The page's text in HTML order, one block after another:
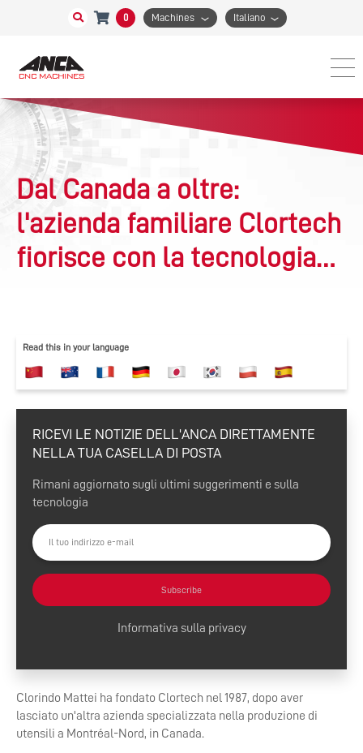
0 Machines Italiano
Dal Canada a oltre:
l'azienda familiare Clortech
fiorisce con la tecnologia
Read this in your language
RICEVI LE NOTIZIE DELL'ANCA DIRETTAMENTE
NELLA TUA CASELLA DI POSTA
Rimani aggiornato sugli ultimi suggerimenti e sulla
tecnologia
Subscribe
Informativa sulla privacy
Clorindo Mattei ha fondato Clortech nel 1987, dopo aver
lasciato un'altra azienda specializzata nella produzione di
utensili a Montréal-Nord, in Canada.